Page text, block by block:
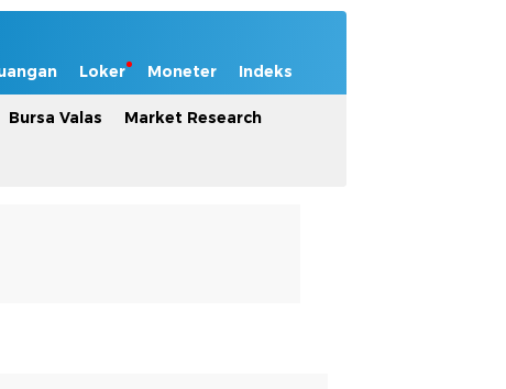
Loker Moneter Indeks
Bursa Valas Market Research